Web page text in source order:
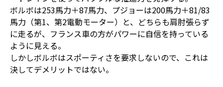
ボルボは253馬力＋87馬力、プジョーは200馬力＋81/83
馬力（第1、第2電動モーター）と、どちらも肩肘張らず
に走るが、フランス車の方がパワーに自信を持っている
ように見える。
しかしボルボはスポーティさを要求しないので、これは
決してデメリットではない。